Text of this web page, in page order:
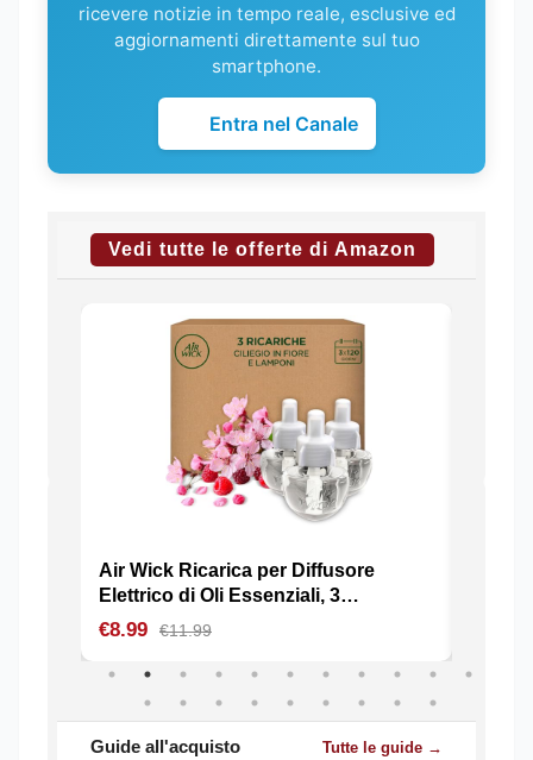
ricevere notizie in tempo reale, esclusive ed
aggiornamenti direttamente sul tuo
smartphone.
Entra nel Canale